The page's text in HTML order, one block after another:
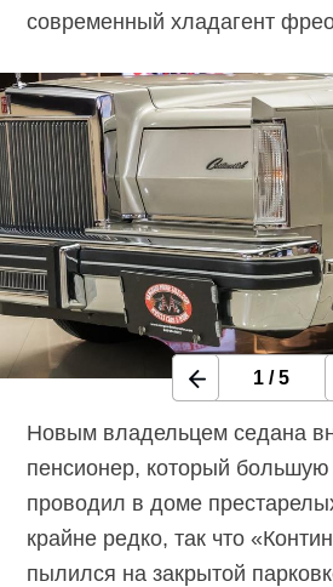
современный хладагент
1 /5
Новым владельцем седана
пенсионер, который большую
проводил в доме
крайне редко, так что
пылился на закрытой